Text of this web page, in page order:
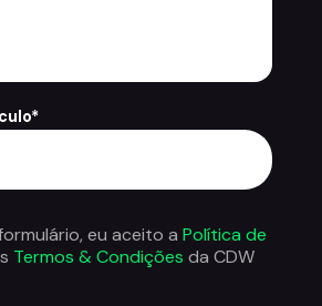
eu aceito a Política de
Termos & Condições da CDW